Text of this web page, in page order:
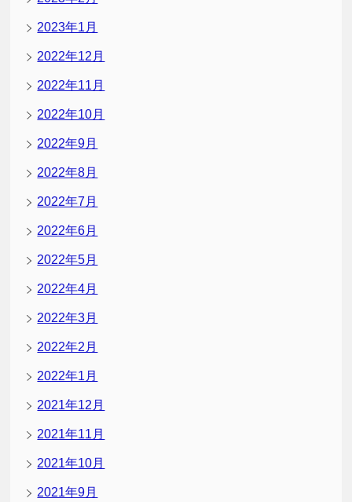
2023年1月
2022年12月
2022年11月
2022年10月
2022年9月
2022年8月
2022年7月
2022年6月
2022年5月
2022年4月
2022年3月
2022年2月
2022年1月
2021年12月
2021年11月
2021年10月
2021年9月